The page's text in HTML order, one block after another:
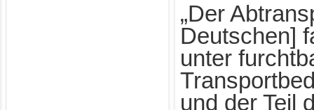
„Der
Deutschen]
unter
und der Teil